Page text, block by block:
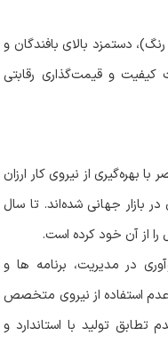
دستمزد بالای بافندگان و
کیفیت و قیمت‌گذاری رقابتی
بهره‌گیری از نیروی کار ارزان
بازار جهانی شده‌اند. تا سال
در مدیریت، برنامه ها و
استفاده از نیروی متخصص
تطابق تولید با استاندارد و